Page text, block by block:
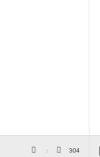
304